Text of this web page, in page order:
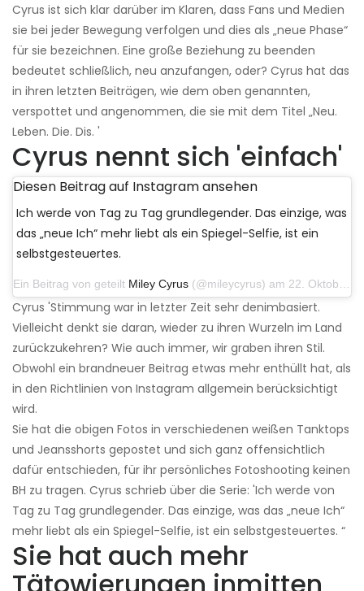
Cyrus ist sich klar darüber im Klaren, dass Fans und Medien
sie bei jeder Bewegung verfolgen und dies als „neue Phase“
für sie bezeichnen. Eine große Beziehung zu beenden
bedeutet schließlich, neu anzufangen, oder? Cyrus hat das
in ihren letzten Beiträgen, wie dem oben genannten,
verspottet und angenommen, die sie mit dem Titel „Neu.
Leben. Die. Dis. '
Cyrus nennt sich 'einfach'
Diesen Beitrag auf Instagram ansehen
Ich werde von Tag zu Tag grundlegender. Das einzige, was
das „neue Ich“ mehr liebt als ein Spiegel-Selfie, ist ein
selbstgesteuertes.
Ein Beitrag von geteilt Miley Cyrus (@mileycyrus) am 22. Oktober 2019 um 11:39 Uhr PDT
Cyrus 'Stimmung war in letzter Zeit sehr denimbasiert.
Vielleicht denkt sie daran, wieder zu ihren Wurzeln im Land
zurückzukehren? Wie auch immer, wir graben ihren Stil.
Obwohl ein brandneuer Beitrag etwas mehr enthüllt hat, als
in den Richtlinien von Instagram allgemein berücksichtigt
wird.
Sie hat die obigen Fotos in verschiedenen weißen Tanktops
und Jeansshorts gepostet und sich ganz offensichtlich
dafür entschieden, für ihr persönliches Fotoshooting keinen
BH zu tragen. Cyrus schrieb über die Serie: 'Ich werde von
Tag zu Tag grundlegender. Das einzige, was das „neue Ich“
mehr liebt als ein Spiegel-Selfie, ist ein selbstgesteuertes. “
Sie hat auch mehr